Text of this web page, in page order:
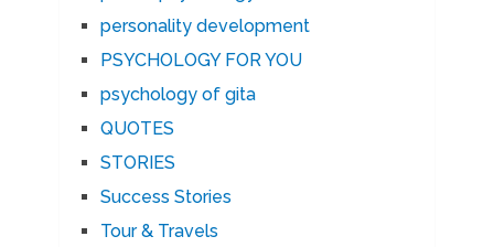
personality development
PSYCHOLOGY FOR YOU
psychology of gita
QUOTES
STORIES
Success Stories
Tour & Travels